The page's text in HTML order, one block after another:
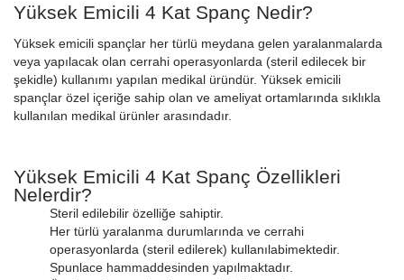
Yüksek Emicili 4 Kat Spanç Nedir?
Yüksek emicili spançlar her türlü meydana gelen yaralanmalarda
veya yapılacak olan cerrahi operasyonlarda (steril edilecek bir
şekidle) kullanımı yapılan medikal üründür. Yüksek emicili
spançlar özel içeriğe sahip olan ve ameliyat ortamlarında sıklıkla
kullanılan medikal ürünler arasındadır.
Yüksek Emicili 4 Kat Spanç Özellikleri
Nelerdir?
Steril edilebilir özelliğe sahiptir.
Her türlü yaralanma durumlarında ve cerrahi
operasyonlarda (steril edilerek) kullanılabimektedir.
Spunlace hammaddesinden yapılmaktadır.